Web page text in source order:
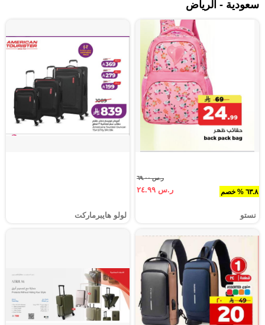
سعودية - الرياض
٦٣.٨ % خصم
ر.س ٦٩.٠٠
ر.س ٢٤.٩٩
نستو لولو هايبرماركت